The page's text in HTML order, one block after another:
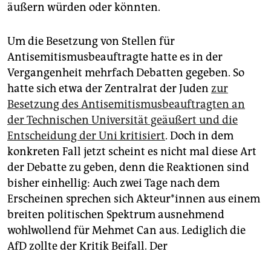
äußern würden oder könnten.
Um die Besetzung von Stellen für
Antisemitismusbeauftragte hatte es in der
Vergangenheit mehrfach Debatten gegeben. So
hatte sich etwa der Zentralrat der Juden zur
Besetzung des Antisemitismusbeauftragten an
der Technischen Universität geäußert und die
Entscheidung der Uni kritisiert. Doch in dem
konkreten Fall jetzt scheint es nicht mal diese Art
der Debatte zu geben, denn die Reaktionen sind
bisher einhellig: Auch zwei Tage nach dem
Erscheinen sprechen sich Ak­teu­r*in­nen aus einem
breiten politischen Spektrum ausnehmend
wohlwollend für Mehmet Can aus. Lediglich die
AfD zollte der Kritik Beifall. Der